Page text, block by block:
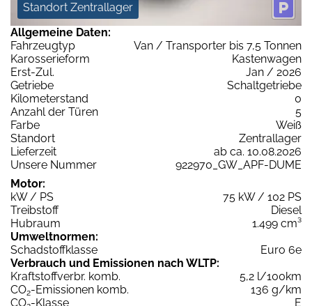
Standort Zentrallager
Allgemeine Daten:
Fahrzeugtyp
Van / Transporter bis 7,5 Tonnen
Karosserieform
Kastenwagen
Erst-Zul.
Jan / 2026
Getriebe
Schaltgetriebe
Kilometerstand
0
Anzahl der Türen
5
Farbe
Weiß
Standort
Zentrallager
Lieferzeit
ab ca. 10.08.2026
Unsere Nummer
922970_GW_APF-DUME
Motor:
kW / PS
75 kW / 102 PS
Treibstoff
Diesel
Hubraum
1.499 cm³
Umweltnormen:
Schadstoffklasse
Euro 6e
Verbrauch und Emissionen nach WLTP:
Kraftstoffverbr. komb.
5,2 l/100km
CO2-Emissionen komb.
136 g/km
CO -Klasse
E